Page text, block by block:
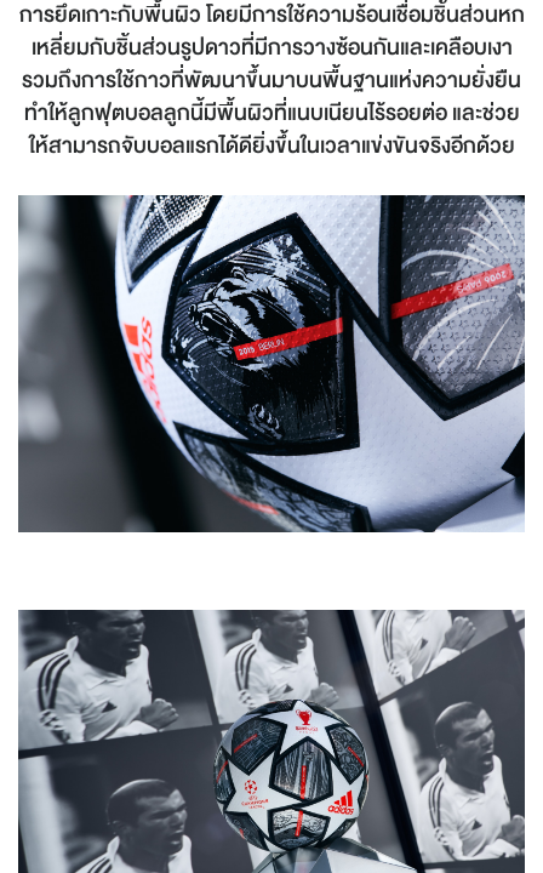
การยึดเกาะกับพื้นผิว โดยมีการใช้ความร้อนเชื่อมชิ้นส่วนหก
เหลี่ยมกับชิ้นส่วนรูปดาวที่มีการวางซ้อนกันและเคลือบเงา
รวมถึงการใช้กาวที่พัฒนาขึ้นมาบนพื้นฐานแห่งความยั่งยืน
ทำให้ลูกฟุตบอลลูกนี้มีพื้นผิวที่แนบเนียนไร้รอยต่อ และช่วย
ให้สามารถจับบอลแรกได้ดียิ่งขึ้นในเวลาแข่งขันจริงอีกด้วย